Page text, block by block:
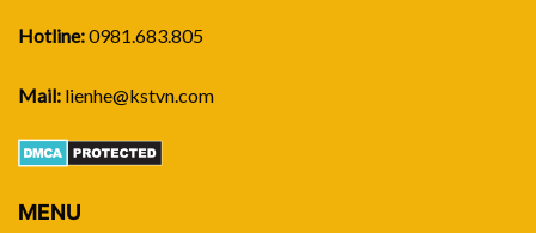
Hotline:0981.683.805
Mail: lienhe@kstvn.com
MENU